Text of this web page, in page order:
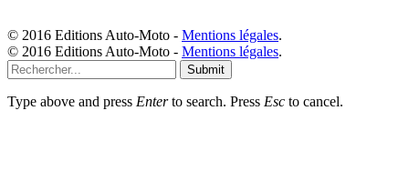
© 2016 Editions Auto-Moto - Mentions légales.
© 2016 Editions Auto-Moto - Mentions légales.
Submit
Type above and press Enterto search. Press Esc to cancel.